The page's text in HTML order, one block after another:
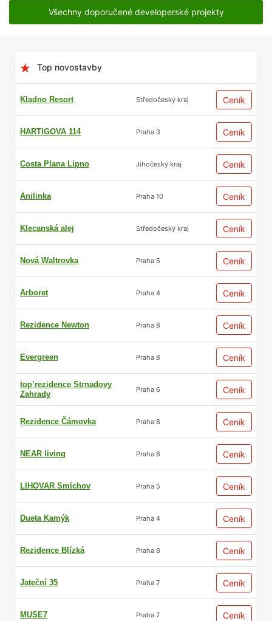
Všechny doporučené developerské projekty
Top novostavby
Kladno Resort Středočeský kraj Ceník
HARTIGOVA 114 Praha 3 Ceník
Costa Plana Lipno Jihočeský kraj Ceník
Anilinka Praha 10 Ceník
Klecanská alej Středočeský kraj Ceník
Nová Waltrovka Praha 5 Ceník
Arboret Praha 4 Ceník
Rezidence Newton Praha 8 Ceník
Evergreen Praha 8 Ceník
top’rezidence Strnadovy
Zahrady
Praha 6 Ceník
Rezidence Čámovka Praha 8 Ceník
NEAR living Praha 8 Ceník
LIHOVAR Smíchov Praha 5 Ceník
Dueta Kamýk Praha 4 Ceník
Rezidence Blízká Praha 8 Ceník
Jateční 35 Praha 7 Ceník
MUSE7 Praha 7 Ceník